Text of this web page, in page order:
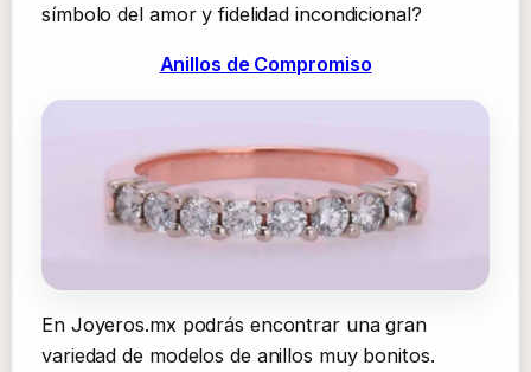
símbolo del amor y fidelidad incondicional?
Anillos de Compromiso
En Joyeros.mx podrás encontrar una gran
variedad de modelos de anillos muy bonitos.